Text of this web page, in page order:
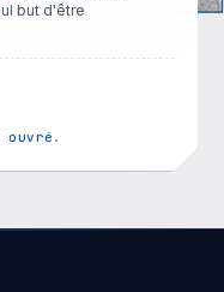
but d'être
.